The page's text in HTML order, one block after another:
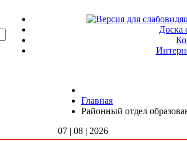
Доска
Главная
Районный отдел
07 | 08 | 2026